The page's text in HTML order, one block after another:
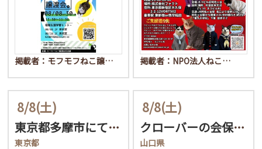
掲載者：モフモフねこ譲… 掲載者：NPO法人ねこ…
8/8(土)
東京都多摩市にて保護猫譲…
東京都
8/8(土)
クローバーの会保護犬猫譲…
山口県